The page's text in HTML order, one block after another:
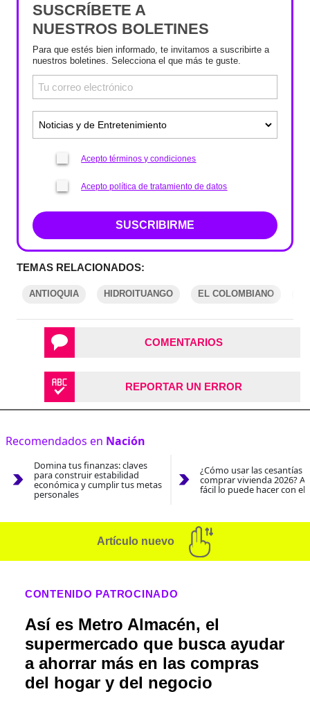
SUSCRÍBETE A
NUESTROS BOLETINES
Para que estés bien informado, te invitamos a suscribirte a
nuestros boletines. Selecciona el que más te guste.
Acepto términos y condiciones
Acepto política de tratamiento de datos
SUSCRIBIRME
TEMAS RELACIONADOS:
ANTIOQUIA HIDROITUANGO EL COLOMBIANO
COMENTARIOS
REPORTAR UN ERROR
Recomendados en Nación
Domina tus finanzas: claves
para construir estabilidad
económica y cumplir tus metas
personales
¿Cómo usar las cesantías
comprar vivienda 2026?
fácil lo puede hacer con el
Artículo nuevo
CONTENIDO PATROCINADO
Así es Metro Almacén, el
supermercado que busca ayudar
a ahorrar más en las compras
del hogar y del negocio